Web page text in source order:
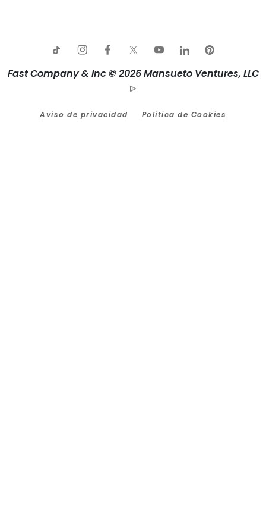
Fast Company & Inc © 2026 Mansueto Ventures, LLC
Aviso de privacidad Política de Cookies